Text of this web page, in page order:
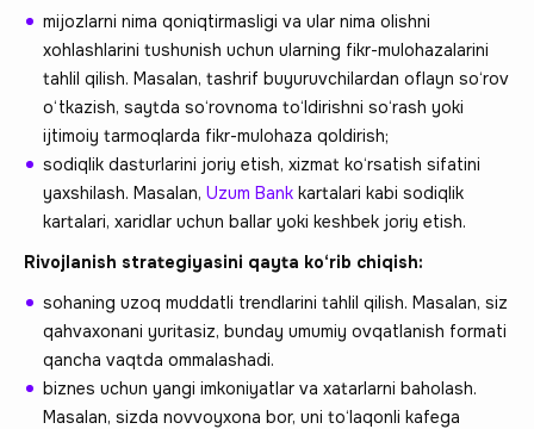
mijozlarni nima qoniqtirmasligi va ular nima olishni
xohlashlarini tushunish uchun ularning fikr-mulohazalarini
tahlil qilish. Masalan, tashrif buyuruvchilardan oflayn so‘rov
o‘tkazish, saytda so‘rovnoma to‘ldirishni so‘rash yoki
ijtimoiy tarmoqlarda fikr-mulohaza qoldirish;
sodiqlik dasturlarini joriy etish, xizmat ko‘rsatish sifatini
yaxshilash. Masalan, Uzum Bank kartalari kabi sodiqlik
kartalari, xaridlar uchun ballar yoki keshbek joriy etish.
Rivojlanish strategiyasini qayta ko‘rib chiqish:
sohaning uzoq muddatli trendlarini tahlil qilish. Masalan, siz
qahvaxonani yuritasiz, bunday umumiy ovqatlanish formati
qancha vaqtda ommalashadi.
biznes uchun yangi imkoniyatlar va xatarlarni baholash.
Masalan, sizda novvoyxona bor, uni to‘laqonli kafega